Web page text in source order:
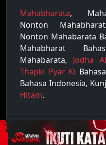
Mahabharata,
Nonton
Nonton Mahabarata
Mahabharat
Mahabarata, Jodha
Thapki Pyar Ki
Bahasa Indonesia,
Hitam.
Copyright © 2022 -